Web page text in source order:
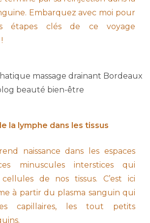
Embarquez avec moi pour
étapes clés de ce voyage
la lymphe dans les tissus
naissance dans les espaces
minuscules interstices qui
de nos tissus. C’est ici
à partir du plasma sanguin qui
capillaires, les tout petits